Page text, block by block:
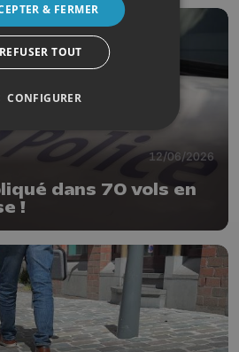
12/06/2026
dans 70 vols en
!
& FERMER
REFUSER TOUT
CONFIGURER